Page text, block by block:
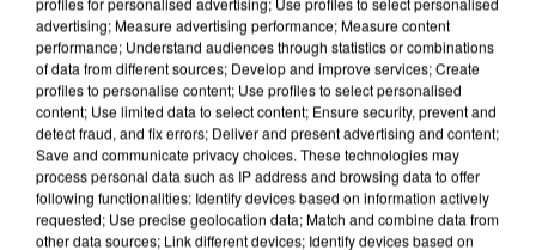
advertising; Measure advertising performance; Measure content
performance; Understand audiences through statistics or combinations
of data from different sources; Develop and improve services; Create
profiles to personalise content; Use profiles to select personalised
content; Use limited data to select content; Ensure security, prevent and
detect fraud, and fix errors; Deliver and present advertising and content;
Save and communicate privacy choices. These technologies may
process personal data such as IP address and browsing data to offer
following functionalities: Identify devices based on information actively
requested; Use precise geolocation data; Match and combine data from
other data sources; Link different devices; Identify devices based on